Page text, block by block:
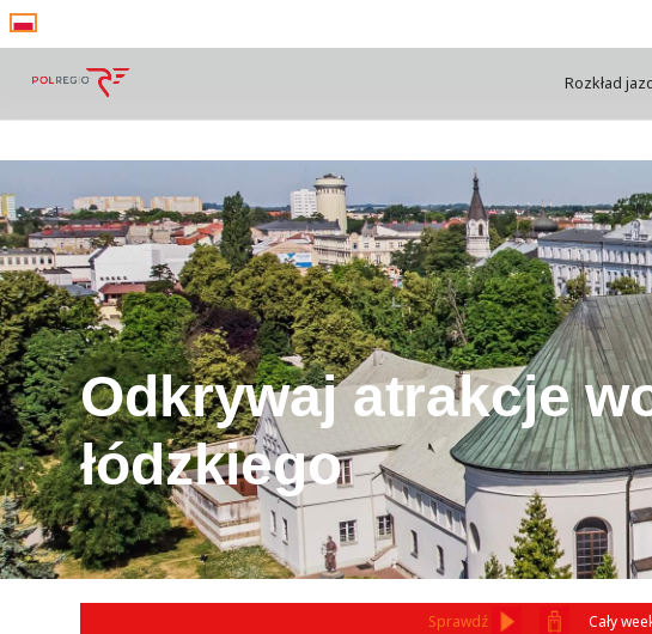
Rozkład
Odkrywaj atrakcje
łódzkiego
Sprawdź Cały